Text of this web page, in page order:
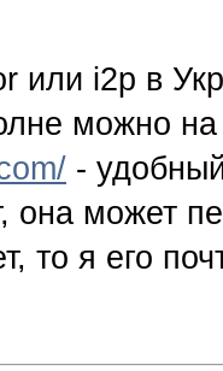
или i2p в
можно на
-
она может
то я его